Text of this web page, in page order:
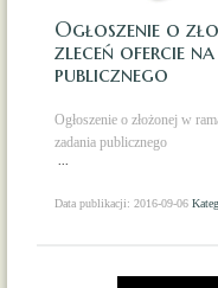
Ogłoszenie o
zleceń ofercie
publicznego
Ogłoszenie o złożonej w
zadania publicznego
Data publikacji: 2016-09-06